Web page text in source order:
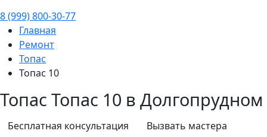
8 (999) 800-30-77
Главная
Ремонт
Топас
Топас 10
Топас Топас 10 в Долгопрудном
Бесплатная консультация
Вызвать мастера